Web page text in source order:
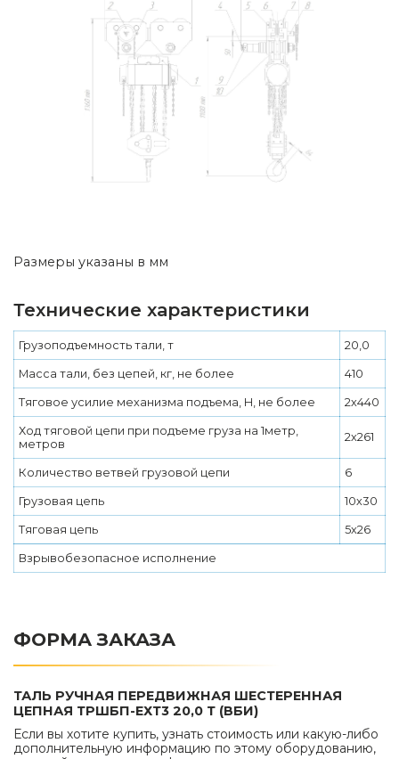
Размеры указаны в мм
Технические характеристики
Грузоподъемность тали, т 20,0
Масса тали, без цепей, кг, не более 410
Тяговое усилие механизма подъема, Н, не более 2х440
Ход тяговой цепи при подъеме груза на 1метр,
метров
2х261
Количество ветвей грузовой цепи 6
Грузовая цепь 10х30
Тяговая цепь 5х26
Взрывобезопасное исполнение
ФОРМА ЗАКАЗА
ТАЛЬ РУЧНАЯ ПЕРЕДВИЖНАЯ ШЕСТЕРЕННАЯ
ЦЕПНАЯ ТРШБП-ЕХТ3 20,0 Т (ВБИ)
Если вы хотите купить, узнать стоимость или какую-либо
дополнительную информацию по этому оборудованию,